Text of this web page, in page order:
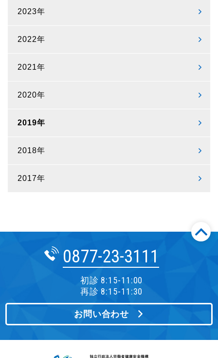
2023年
2022年
2021年
2020年
2019年
2018年
2017年
0877-23-3111
初診 8:15-11:00
再診 8:15-11:30
お問い合わせ